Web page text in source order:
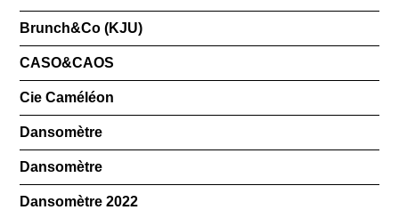
Brunch&Co (KJU)
CASO&CAOS
Cie Caméléon
Dansomètre
Dansomètre
Dansomètre 2022